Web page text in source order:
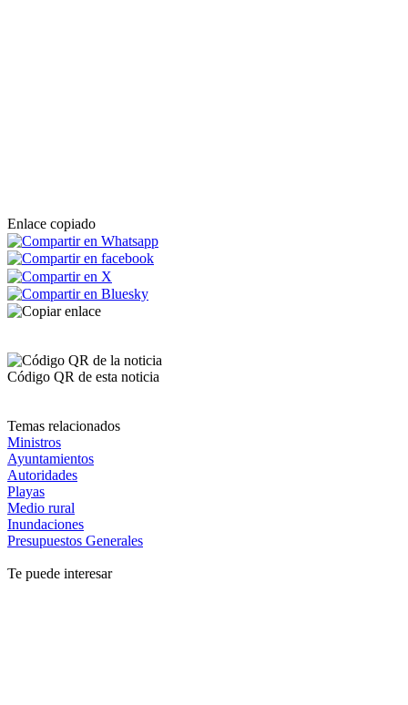
Enlace copiado
Código QR de esta noticia
Temas relacionados
Ministros
Ayuntamientos
Autoridades
Playas
Medio rural
Inundaciones
Presupuestos Generales
Te puede interesar